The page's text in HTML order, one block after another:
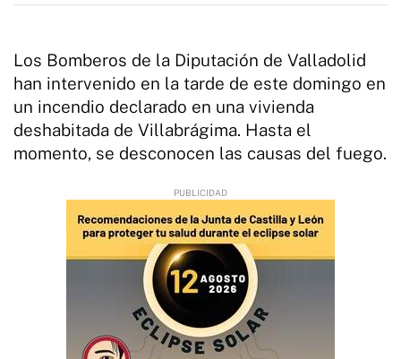
Los Bomberos de la Diputación de Valladolid
han intervenido en la tarde de este domingo en
un incendio declarado en una vivienda
deshabitada de Villabrágima. Hasta el
momento, se desconocen las causas del fuego.